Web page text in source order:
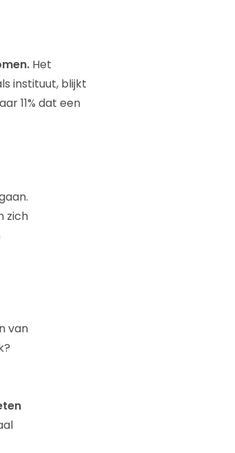
Het
instituut, blijkt
11% dat een
zich
van